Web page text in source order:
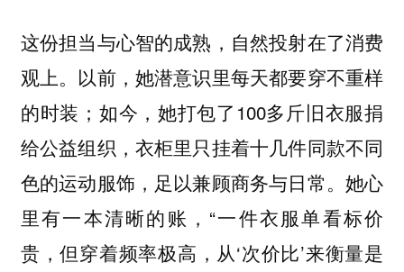
这份担当与心智的成熟，自然投射在了消费
观上。以前，她潜意识里每天都要穿不重样
的时装；如今，她打包了100多斤旧衣服捐
给公益组织，衣柜里只挂着十几件同款不同
色的运动服饰，足以兼顾商务与日常。她心
里有一本清晰的账，“一件衣服单看标价
贵，但穿着频率极高，从‘次价比’来衡量是